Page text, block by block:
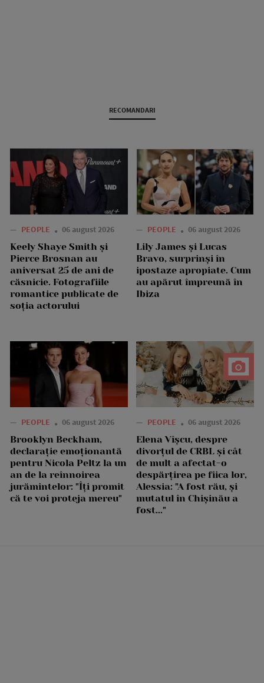
RECOMANDARI
— PEOPLE 06 august 2026
Keely Shaye Smith și
Pierce Brosnan au
aniversat 25 de ani de
căsnicie. Fotografiile
romantice publicate de
soția actorului
— PEOPLE 06 august 2026
Lily James și Lucas
Bravo, surprinși în
ipostaze apropiate. Cum
au apărut împreună în
Ibiza
— PEOPLE 06 august 2026
Brooklyn Beckham,
declarație emoționantă
pentru Nicola Peltz la un
an de la reînnoirea
jurămintelor: "Îți promit
că te voi proteja mereu"
— PEOPLE 06 august 2026
Elena Vîșcu, despre
divorțul de CRBL și cât
de mult a afectat-o
despărțirea pe fiica lor,
Alessia: "A fost rău, și
mutatul în Chișinău a
fost..."